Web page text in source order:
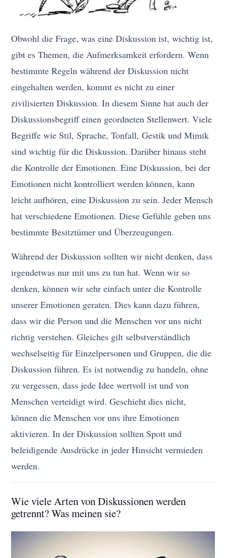
Obwohl die Frage, was eine Diskussion ist, wichtig ist,
gibt es Themen, die Aufmerksamkeit erfordern. Wenn
bestimmte Regeln während der Diskussion nicht
eingehalten werden, kommt es nicht zu einer
zivilisierten Diskussion. In diesem Sinne hat auch der
Diskussionsbegriff einen geordneten Stellenwert. Viele
Begriffe wie Stil, Sprache, Tonfall, Gestik und Mimik
sind wichtig für die Diskussion. Darüber hinaus steht
die Kontrolle der Emotionen. Eine Diskussion, bei der
Emotionen nicht kontrolliert werden können, kann
leicht aufhören, eine Diskussion zu sein. Jeder Mensch
hat verschiedene Emotionen. Diese Gefühle geben uns
bestimmte Besitztümer und Überzeugungen.
Während der Diskussion sollten wir nicht denken, dass
irgendetwas nur mit uns zu tun hat. Wenn wir so
denken, können wir sehr einfach unter die Kontrolle
unserer Emotionen geraten. Dies kann dazu führen,
dass wir die Person und die Menschen vor uns nicht
richtig verstehen. Gleiches gilt selbstverständlich
wechselseitig für Einzelpersonen und Gruppen, die die
Diskussion führen. Es ist notwendig zu handeln, ohne
zu vergessen, dass jede Idee wertvoll ist und von
Menschen verteidigt wird. Geschieht dies nicht,
können die Menschen vor uns ihre Emotionen
aktivieren. In der Diskussion sollten Spott und
beleidigende Ausdrücke in jeder Hinsicht vermieden
werden.
Wie viele Arten von Diskussionen werden
getrennt? Was meinen sie?